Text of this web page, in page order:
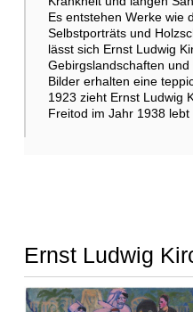
Es entstehen Werke wie
Selbstporträts und
lässt sich Ernst Ludwig
Gebirgslandschaften
Bilder erhalten eine
1923 zieht Ernst Ludwig
Freitod im Jahr 1938
Ernst Ludwig